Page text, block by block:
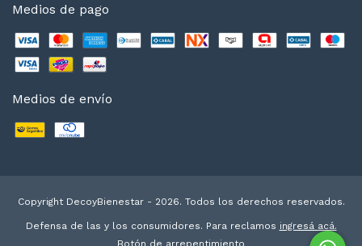
Medios de pago
Medios de envío
Copyright DecoyBienestar - 2026. Todos los derechos reservados.
Defensa de las y los consumidores. Para reclamos ingresá acá.
Botón de arrepentimiento